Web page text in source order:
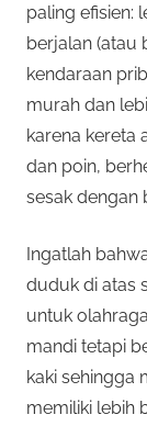
paling efisien:
berjalan (atau
kendaraan
murah dan
karena kereta
dan poin,
sesak dengan
Ingatlah
duduk di atas
untuk
mandi tetapi
kaki sehingga
memiliki lebih